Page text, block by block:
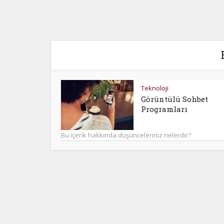
Teknoloji
Görüntülü Sohbet
Programları
Bu içerik hakkında düşünceleriniz nelerdir?